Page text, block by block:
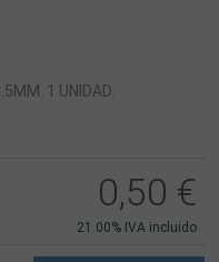
1 UNIDAD.
0,50 €
21.00% IVA incluido